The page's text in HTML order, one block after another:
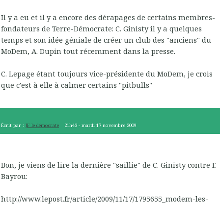
Il y a eu et il y a encore des dérapages de certains membres-
fondateurs de Terre-Démocrate: C. Ginisty il y a quelques
temps et son idée géniale de créer un club des "anciens" du
MoDem, A. Dupin tout récemment dans la presse.
C. Lepage étant toujours vice-présidente du MoDem, je crois
que c'est à elle à calmer certains "pitbulls"
Écrit par : JF le démocrate 21h43 -mardi 17 novembre 2009
Bon, je viens de lire la dernière "saillie" de C. Ginisty contre F.
Bayrou:
http://www.lepost.fr/article/2009/11/17/1795655_modem-les-